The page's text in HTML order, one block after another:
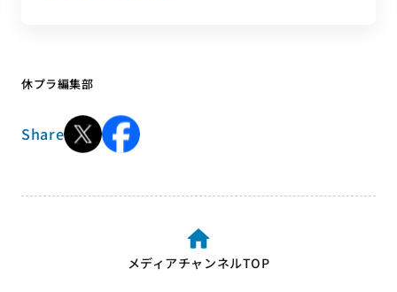
休プラ編集部
Share
メディアチャンネルTOP